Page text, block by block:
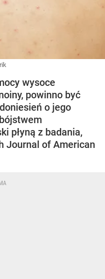
wysoce
powinno być
o jego
płyną z badania,
Journal of American